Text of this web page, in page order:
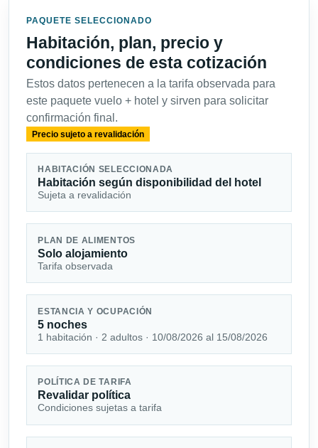
PAQUETE SELECCIONADO
Habitación, plan, precio y
condiciones de esta cotización
Estos datos pertenecen a la tarifa observada para
este paquete vuelo + hotel y sirven para solicitar
confirmación final.
Precio sujeto a revalidación
HABITACIÓN SELECCIONADA
Habitación según disponibilidad del hotel
Sujeta a revalidación
PLAN DE ALIMENTOS
Solo alojamiento
Tarifa observada
ESTANCIA Y OCUPACIÓN
5 noches
1 habitación · 2 adultos · 10/08/2026 al 15/08/2026
POLÍTICA DE TARIFA
Revalidar política
Condiciones sujetas a tarifa